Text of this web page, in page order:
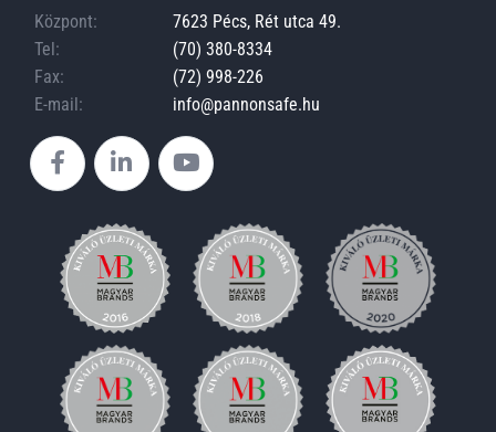
Központ:
7623 Pécs, Rét utca 49.
Tel:
(70) 380-8334
Fax:
(72) 998-226
E-mail:
info@pannonsafe.hu